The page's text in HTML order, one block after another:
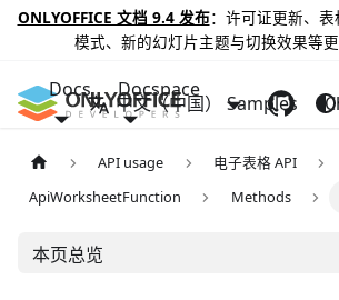
ONLYOFFICE 文档 9.4 发布：许可证更新、
模式、新的幻灯片主题与切换效果等更
Docs Docspace
Samples
中文（中国）
API usage
电子表格 API
ApiWorksheetFunction
Methods
本页总览